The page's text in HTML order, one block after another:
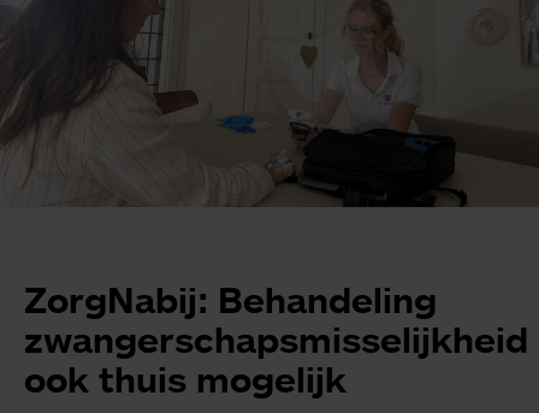
Meer over Sensire
ZorgNabij: Behandeling
zwangerschapsmisselijkheid
ook thuis mogelijk